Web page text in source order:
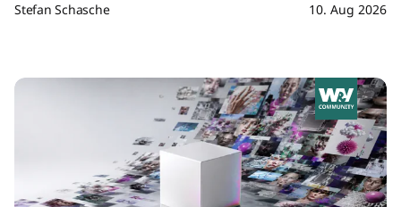
Stefan Schasche 10. Aug 2026